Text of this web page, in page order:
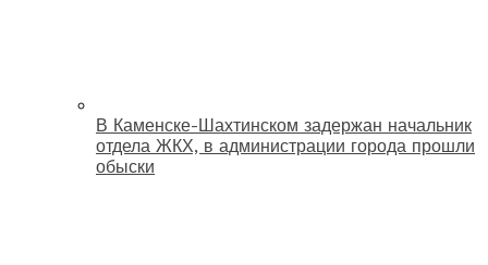
В Каменске-Шахтинском задержан начальник
отдела ЖКХ, в администрации города прошли
обыски